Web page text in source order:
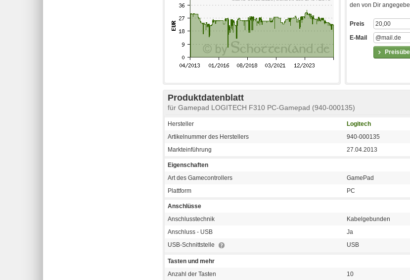
den von Dir
Preis
E-Mail
Produktdatenblatt
für Gamepad LOGITECH F310 PC-Gamepad (940-000135)
Hersteller
Logitech
Artikelnummer des Herstellers
940-000135
Markteinführung
27.04.2013
Eigenschaften
Art des Gamecontrollers
GamePad
Plattform
PC
Anschlüsse
Anschlusstechnik
Kabelgebunden
Anschluss - USB
Ja
USB-Schnittstelle
USB
Tasten und mehr
Anzahl der Tasten
10